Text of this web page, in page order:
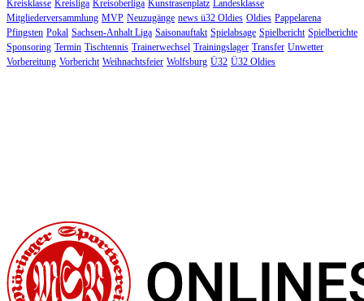
Kreisklasse Kreisliga Kreisoberliga Kunstrasenplatz Landesklasse
Mitgliederversammlung MVP Neuzugänge news ü32 Oldies Oldies Pappelarena
Pfingsten Pokal Sachsen-Anhalt Liga Saisonauftakt Spielabsage Spielbericht Spielberichte
Sponsoring Termin Tischtennis Trainerwechsel Trainingslager Transfer Unwetter
Vorbereitung Vorbericht Weihnachtsfeier Wolfsburg Ü32 Ü32 Oldies